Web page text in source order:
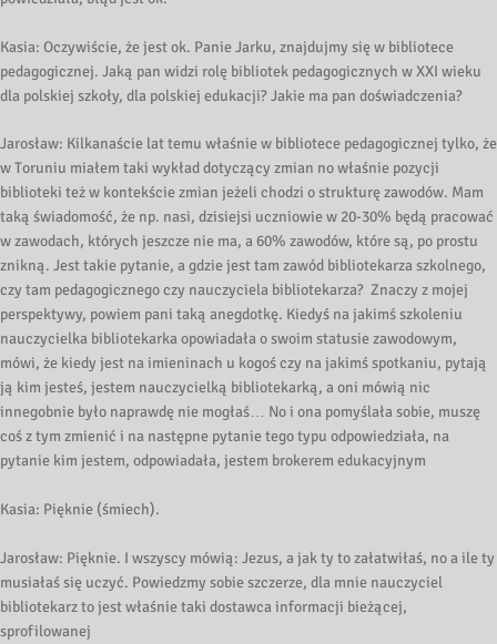
Kasia: Oczywiście, że jest ok. Panie Jarku, znajdujmy się w bibliotece
pedagogicznej. Jaką pan widzi rolę bibliotek pedagogicznych w XXI wieku
dla polskiej szkoły, dla polskiej edukacji? Jakie ma pan doświadczenia?
Jarosław: Kilkanaście lat temu właśnie w bibliotece pedagogicznej tylko, że
w Toruniu miałem taki wykład dotyczący zmian no właśnie pozycji
biblioteki też w kontekście zmian jeżeli chodzi o strukturę zawodów. Mam
taką świadomość, że np. nasi, dzisiejsi uczniowie w 20-30% będą pracować
w zawodach, których jeszcze nie ma, a 60% zawodów, które są, po prostu
znikną. Jest takie pytanie, a gdzie jest tam zawód bibliotekarza szkolnego,
czy tam pedagogicznego czy nauczyciela bibliotekarza? Znaczy z mojej
perspektywy, powiem pani taką anegdotkę. Kiedyś na jakimś szkoleniu
nauczycielka bibliotekarka opowiadała o swoim statusie zawodowym,
mówi, że kiedy jest na imieninach u kogoś czy na jakimś spotkaniu, pytają
ją kim jesteś, jestem nauczycielką bibliotekarką, a oni mówią nic
innegobnie było naprawdę nie mogłaś… No i ona pomyślała sobie, muszę
coś z tym zmienić i na następne pytanie tego typu odpowiedziała, na
pytanie kim jestem, odpowiadała, jestem brokerem edukacyjnym
Kasia: Pięknie (śmiech).
Jarosław: Pięknie. I wszyscy mówią: Jezus, a jak ty to załatwiłaś, no a ile ty
musiałaś się uczyć. Powiedzmy sobie szczerze, dla mnie nauczyciel
bibliotekarz to jest właśnie taki dostawca informacji bieżącej,
sprofilowanej